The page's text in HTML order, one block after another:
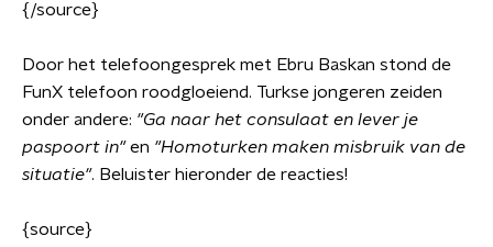
{/source}
Door het telefoongesprek met Ebru Baskan stond de
FunX telefoon roodgloeiend. Turkse jongeren zeiden
onder andere: "Ga naar het consulaat en lever je
paspoort in"en "Homoturken maken misbruik van de
situatie". Beluister hieronder de reacties!
{source}